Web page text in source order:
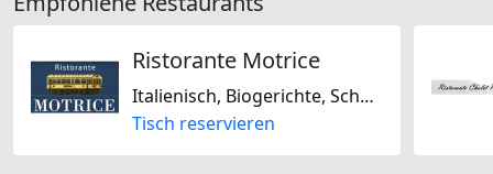
Ristorante Motrice
Italienisch, Biogerichte, Schweizerisch, Sojafrei, Regional, Saisonal
Tisch reservieren